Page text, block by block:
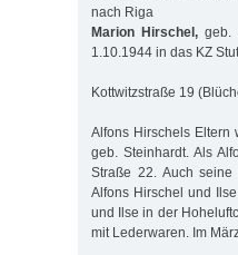
nach Riga
Marion Hirschel, geb.
1.10.1944 in das KZ
Kottwitzstraße 19
Alfons Hirschels Eltern
geb. Steinhardt. Als
Straße 22. Auch
Alfons Hirschel und
und Ilse in der
mit Lederwaren. Im